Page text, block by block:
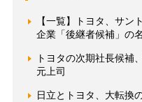
【一覧】トヨタ、サ
企業「後継者候補」の
トヨタの次期社長候補
元上司
日立とトヨタ、大転換